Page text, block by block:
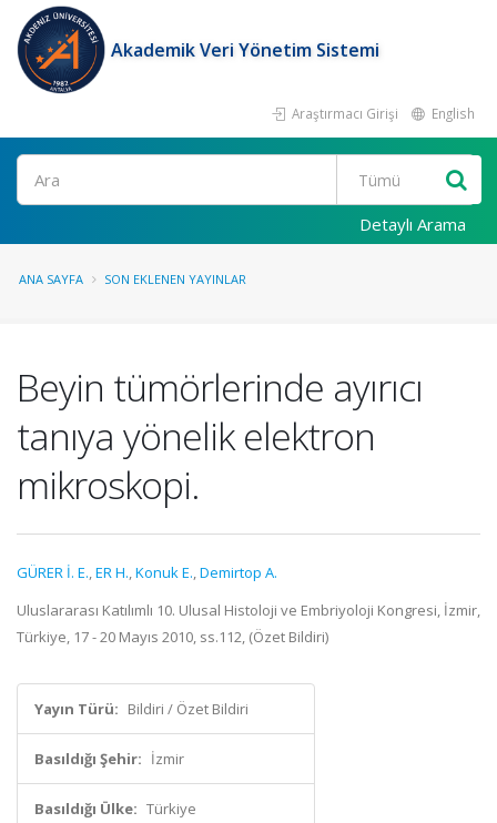
Akademik Veri Yönetim Sistemi
Araştırmacı Girişi English
Ara
Detaylı Arama
ANA SAYFA SON EKLENEN YAYINLAR
Beyin tümörlerinde ayırıcı
tanıya yönelik elektron
mikroskopi.
GÜRER İ. E.,ER H.,Konuk E.,Demirtop A.
Uluslararası Katılımlı 10. Ulusal Histoloji ve Embriyoloji Kongresi, İzmir,
Türkiye, 17 - 20 Mayıs 2010, ss.112, (Özet Bildiri)
Yayın Türü: Bildiri / Özet Bildiri
Basıldığı Şehir: İzmir
Basıldığı Ülke: Türkiye